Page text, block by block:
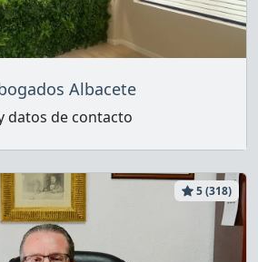
Albacete
datos de contacto
5 (318)